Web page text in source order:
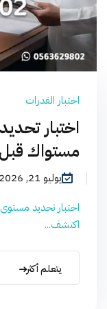
اختبار القدرات
اختبار
مستواك قبل
يوليو 21, 2026
اختبار تحديد
اكتشف...
يتعلم أكثر